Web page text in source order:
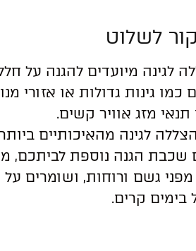
לשלוט
לגינה מיועדים להגנה על
כמו גינות גדולות או אזורי
תנאי מזג אוויר קשים.
לגינה מהאיכותיים
שכבת הגנה נוספת לביתכם,
מפני גשם ורוחות, ושומרים על
בימים קרים.